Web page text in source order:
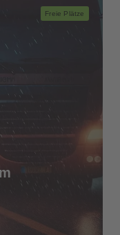
Freie Plätze